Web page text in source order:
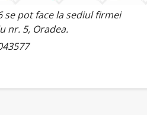
se pot face la sediul firmei
nr. 5, Oradea.